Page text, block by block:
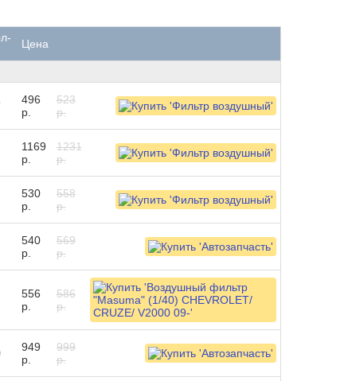
Цена
496
р.
523
р.
1169
р.
1231
р.
530
р.
558
р.
540
р.
569
р.
556
р.
586
р.
949
р.
999
р.